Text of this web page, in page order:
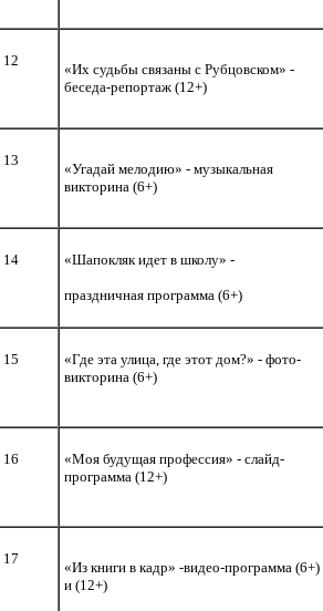
12
«Их судьбы связаны с Рубцовском» -
беседа-репортаж (12+)
13
«Угадай мелодию» - музыкальная
викторина (6+)
14 «Шапокляк идет в школу» -
праздничная программа (6+)
15
«Где эта улица, где этот дом?» - фото-
викторина (6+)
16
«Моя будущая профессия» - слайд-
программа (12+)
17
«Из книги в кадр» -видео-программа (6+)
и (12+)